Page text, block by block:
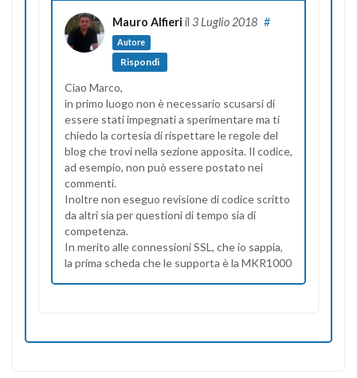
Mauro Alfieri il 3 Luglio 2018
Autore
#
Rispondi
Ciao Marco,
in primo luogo non è necessario scusarsi di
essere stati impegnati a sperimentare ma ti
chiedo la cortesia di rispettare le regole del
blog che trovi nella sezione apposita. Il codice,
ad esempio, non può essere postato nei
commenti.
Inoltre non eseguo revisione di codice scritto
da altri sia per questioni di tempo sia di
competenza.
In merito alle connessioni SSL, che io sappia,
la prima scheda che le supporta è la MKR1000